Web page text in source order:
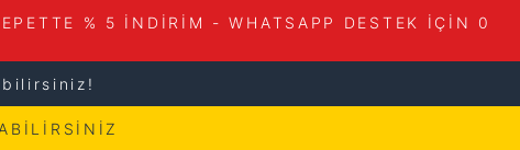
% 5 İNDİRİM - WHATSAPP DESTEK İÇİN 0